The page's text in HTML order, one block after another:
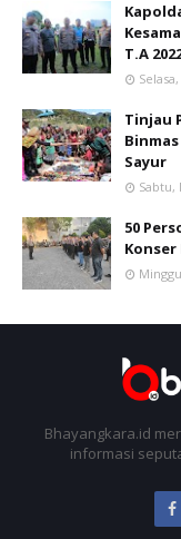
T.A
Tinjau
Sayur
Sabtu,
50
Bhayangkara.id
informasi